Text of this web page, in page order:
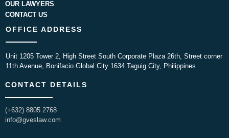
OUR LAWYERS
CONTACT US
OFFICE ADDRESS
Unit 1205 Tower 2, High Street South Corporate Plaza 26th, Street corner
11th Avenue, Bonifacio Global City 1634 Taguig City, Philippines
CONTACT DETAILS
(+632) 8805 2768
info@gveslaw.com